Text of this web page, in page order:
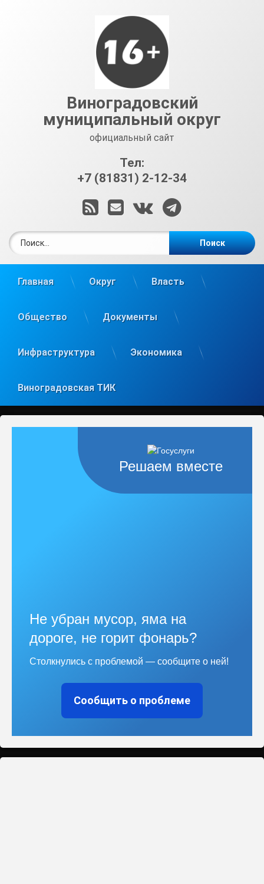
Виноградовский
муниципальный округ
официальный сайт
Тел:
+7 (81831) 2-12-34
RSSE-mailВКонтакте
Telegram
Главная Округ Власть
Общество Документы
Инфраструктура Экономика
Виноградовская ТИК
Решаем вместе
Не убран мусор, яма на
дороге, не горит фонарь?
Столкнулись с проблемой — сообщите о ней!
Сообщить о проблеме